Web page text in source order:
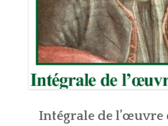
Intégrale de l’œuvre